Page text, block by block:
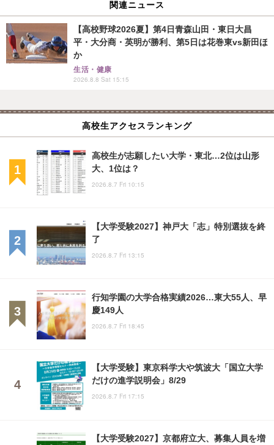
関連ニュース
【高校野球2026夏】第4日青森山田・東日大昌
平・大分商・英明が勝利、第5日は花巻東vs新田ほ
か
生活・健康
2026.8.8 Sat 15:15
高校生アクセスランキング
高校生が志願したい大学・東北…2位は山形
大、1位は？
2026.8.7 Fri 10:15
【大学受験2027】神戸大「志」特別選抜を終
了
2026.8.7 Fri 13:15
行知学園の大学合格実績2026…東大55人、早
慶149人
2026.8.7 Fri 18:45
【大学受験】東京科学大や筑波大「国立大学
だけの進学説明会」8/29
2026.8.7 Fri 17:15
【大学受験2027】京都府立大、募集人員を増